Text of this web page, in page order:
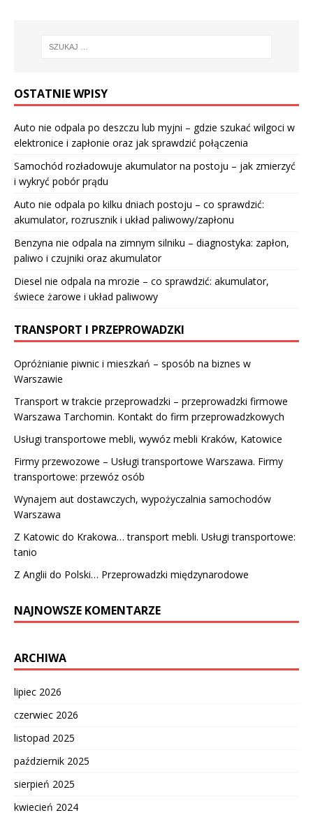
OSTATNIE WPISY
Auto nie odpala po deszczu lub myjni – gdzie szukać wilgoci w
elektronice i zapłonie oraz jak sprawdzić połączenia
Samochód rozładowuje akumulator na postoju – jak zmierzyć
i wykryć pobór prądu
Auto nie odpala po kilku dniach postoju – co sprawdzić:
akumulator, rozrusznik i układ paliwowy/zapłonu
Benzyna nie odpala na zimnym silniku – diagnostyka: zapłon,
paliwo i czujniki oraz akumulator
Diesel nie odpala na mrozie – co sprawdzić: akumulator,
świece żarowe i układ paliwowy
TRANSPORT I PRZEPROWADZKI
Opróżnianie piwnic i mieszkań – sposób na biznes w
Warszawie
Transport w trakcie przeprowadzki – przeprowadzki firmowe
Warszawa Tarchomin. Kontakt do firm przeprowadzkowych
Usługi transportowe mebli, wywóz mebli Kraków, Katowice
Firmy przewozowe – Usługi transportowe Warszawa. Firmy
transportowe: przewóz osób
Wynajem aut dostawczych, wypożyczalnia samochodów
Warszawa
Z Katowic do Krakowa… transport mebli. Usługi transportowe:
tanio
Z Anglii do Polski… Przeprowadzki międzynarodowe
NAJNOWSZE KOMENTARZE
ARCHIWA
lipiec 2026
czerwiec 2026
listopad 2025
październik 2025
sierpień 2025
kwiecień 2024